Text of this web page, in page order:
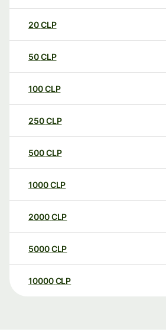
20CLP
50CLP
100CLP
250CLP
500CLP
1000CLP
2000CLP
5000CLP
10000 CLP